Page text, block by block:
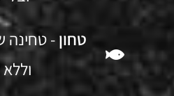
טחון- טחינה